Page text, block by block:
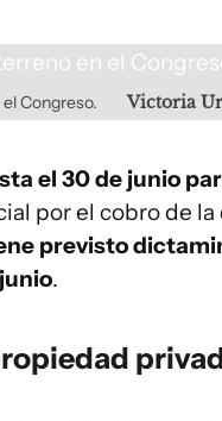
Congreso. Victoria
el 30 de junio
por el cobro de la
previsto
.